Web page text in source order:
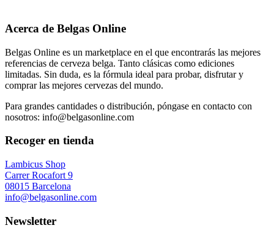
Acerca de Belgas Online
Belgas Online es un marketplace en el que encontrarás las mejores
referencias de cerveza belga. Tanto clásicas como ediciones
limitadas. Sin duda, es la fórmula ideal para probar, disfrutar y
comprar las mejores cervezas del mundo.
Para grandes cantidades o distribución, póngase en contacto con
nosotros: info@belgasonline.com
Recoger en tienda
Lambicus Shop
Carrer Rocafort 9
08015 Barcelona
info@belgasonline.com
Newsletter